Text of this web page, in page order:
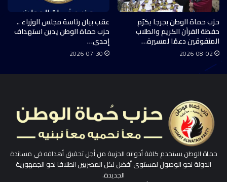
حزب حماة الوطن بجرجا يكرّم
حفظة القرآن الكريم والطلاب
المتفوقين دعمًا لمسيرة…
2026-08-02
عقب بيان رئاسة مجلس الوزراء ..
حزب حماة الوطن يدين استهداف
إحدى…
2026-07-30
حماة الوطن يستخدم كافة أدواته الحزبية من أجل تحقيق أهدافه في مساندة
الدولة نحو الوصول لمستوى أفضل لكل المصريين انطلاقا نحو الجمهورية
الجديدة.